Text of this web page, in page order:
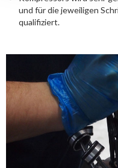
und für die jeweiligen
qualifiziert.